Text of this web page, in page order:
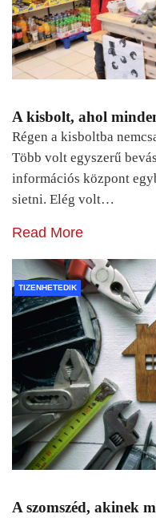
A kisbolt, ahol
Régen a kisboltba
Több volt egyszerű
információs központ
sietni. Elég volt…
Read More
TIZENHETEDIK
A szomszéd, akinek